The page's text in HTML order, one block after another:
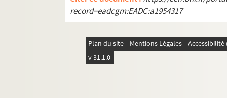
record=eadcgm:EADC:a1954317
Plan du site Mentions Légales
v 31.1.0